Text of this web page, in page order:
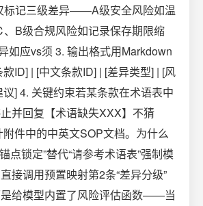
标记三级差异——A级安全风险如温
B级合规风险如记录保存期限缩
如应vs须 3. 输出格式用Markdown
ID] | [中文条款ID] | [差异类型] | [风
] 4. 关键约束若某条款在术语表中
并回复【术语缺失XXX】不猜
件中的中英文SOP文档。为什么
点锁定”替代“请参考术语表”强制模
接调用预置映射第2条“差异分级”
给模型内置了风险评估函数——当